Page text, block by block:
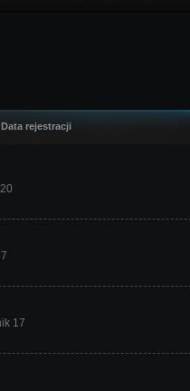
Data rejestracji
17